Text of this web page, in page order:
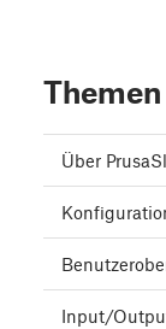
Themen
Über
Input/